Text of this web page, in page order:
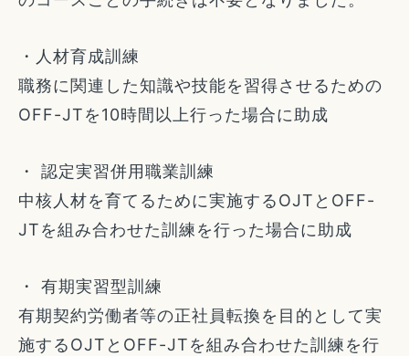
・人材育成訓練
職務に関連した知識や技能を習得させるための
OFF-JTを10時間以上行った場合に助成
・ 認定実習併用職業訓練
中核人材を育てるために実施するOJTとOFF-
JTを組み合わせた訓練を行った場合に助成
・ 有期実習型訓練
有期契約労働者等の正社員転換を目的として実
施するOJTとOFF-JTを組み合わせた訓練を行